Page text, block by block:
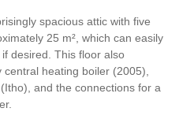
spacious attic with five
25 m², which can easily
desired. This floor also
heating boiler (2005),
and the connections for a